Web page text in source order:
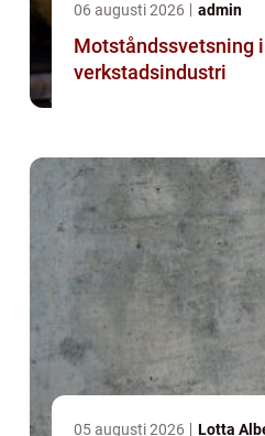
06 augusti 2026 admin
Motståndssvetsning
verkstadsindustri
05 augusti 2026 Lotta